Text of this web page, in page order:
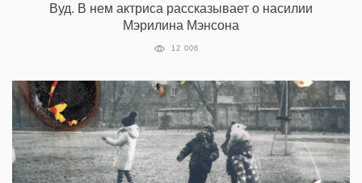
Вуд. В нем актриса рассказывает о насилии
Мэрилина Мэнсона
12 006